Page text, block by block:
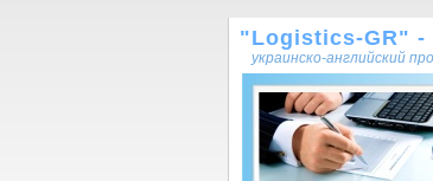
"Logistics-GR" -
украинско-английский